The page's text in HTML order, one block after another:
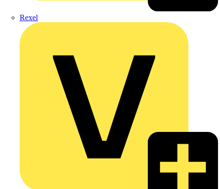
Rexel